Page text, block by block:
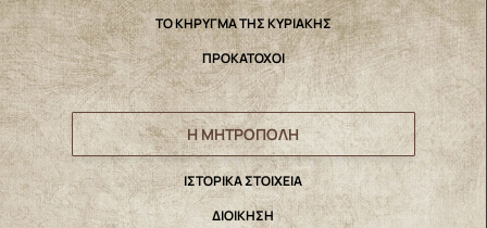
ΤΟ ΚΗΡΥΓΜΑ ΤΗΣ ΚΥΡΙΑΚΗΣ
ΠΡΟΚΑΤΟΧΟΙ
Η ΜΗΤΡΟΠΟΛΗ
IΣΤΟΡΙΚΑ ΣΤΟΙΧΕΙΑ
ΔΙΟΙΚΗΣΗ